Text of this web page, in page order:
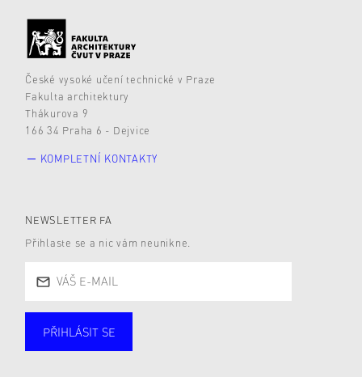
České vysoké učení technické v Praze
Fakulta architektury
Thákurova 9
166 34 Praha 6 - Dejvice
KOMPLETNÍ KONTAKTY
NEWSLETTER FA
Přihlaste se a nic vám neunikne.
PŘIHLÁSIT SE